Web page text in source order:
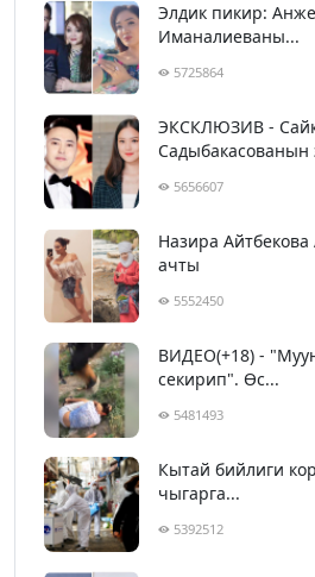
Элдик пикир:
Иманалиеваны...
5725864
ЭКСКЛЮЗИВ -
Садыбакасованын
5656607
Назира
ачты
5552450
ВИДЕО(+18) -
секирип". Өс...
5481493
Кытай бийлиги
чыгарга...
5392512